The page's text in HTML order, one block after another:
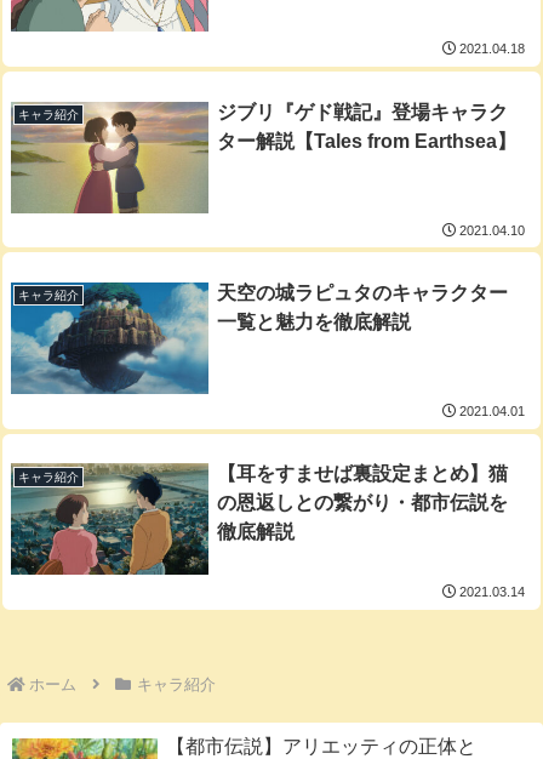
2021.04.18
キャラ紹介
ジブリ『ゲド戦記』登場キャラク
ター解説【Tales from Earthsea】
2021.04.10
キャラ紹介
天空の城ラピュタのキャラクター
一覧と魅力を徹底解説
2021.04.01
キャラ紹介
【耳をすませば裏設定まとめ】猫
の恩返しとの繋がり・都市伝説を
徹底解説
2021.03.14
ホーム キャラ紹介
【都市伝説】アリエッティの正体と